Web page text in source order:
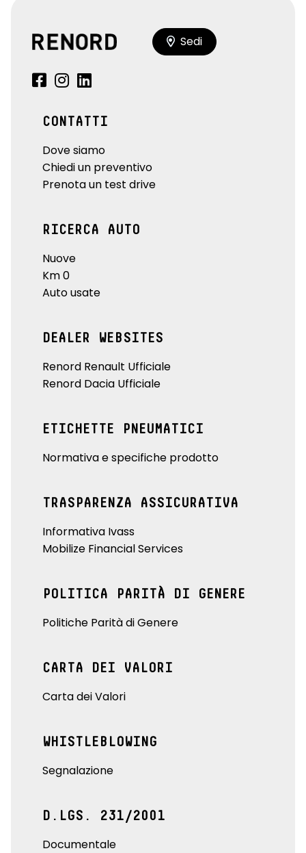
Sedi
CONTATTI
Dove siamo
Chiedi un preventivo
Prenota un test drive
RICERCA AUTO
Nuove
Km 0
Auto usate
DEALER WEBSITES
Renord Renault Ufficiale
Renord Dacia Ufficiale
ETICHETTE PNEUMATICI
Normativa e specifiche prodotto
TRASPARENZA ASSICURATIVA
Informativa Ivass
Mobilize Financial Services
POLITICA PARITÀ DI GENERE
Politiche Parità di Genere
CARTA DEI VALORI
Carta dei Valori
WHISTLEBLOWING
Segnalazione
D.LGS. 231/2001
Documentale